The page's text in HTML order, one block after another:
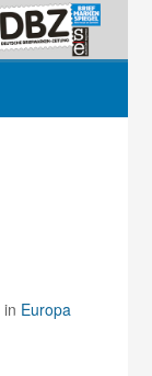
in Europa